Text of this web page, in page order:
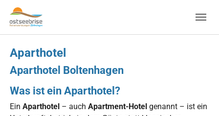
Skip to main navigation
Zum Hauptinhalt springen
Skip to page footer
Aparthotel
Aparthotel Boltenhagen
Was ist ein Aparthotel?
Ein Aparthotel – auch Apartment-Hotel genannt – ist ein